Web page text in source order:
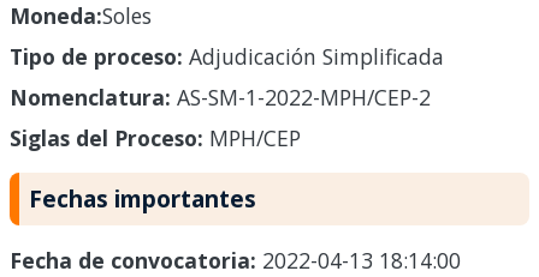
Moneda:Soles
Tipo de proceso: Adjudicación Simplificada
Nomenclatura: AS-SM-1-2022-MPH/CEP-2
Siglas del Proceso: MPH/CEP
Fechas importantes
Fecha de convocatoria: 2022-04-13 18:14:00